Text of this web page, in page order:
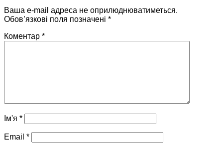
Ваша e-mail адреса не оприлюднюватиметься.
Обов’язкові поля позначені *
Коментар *
Ім'я *
Email *